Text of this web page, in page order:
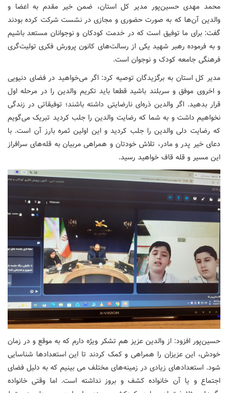
محمد مهدی حسین‌پور مدیر کل استان، ضمن خیر مقدم به اعضا و
والدین آن‌ها که به صورت حضوری و مجازی در نشست شرکت کرده بودند
گفت: برای ما توفیق است که در خدمت کودکان و نوجوانان مستعد باشیم
و به فرموده رهبر شهید یکی از رسالت‌های کانون پرورش فکری تولیت‌گری
فرهنگی جامعه کودک و نوجوان است.
مدیر کل استان به برگزیدگان توصیه کرد: اگر می‌خواهید در فضای دنیویی
و اخروی موفق و سربلند باشید قطعا باید تکریم والدین را در مرحله اول
قرار بدهید. اگر والدین ذره‌ای نارضایتی داشته باشند؛ توفیقاتی در زندگی
نخواهیم داشت و به شما که رضایت والدین را جلب کردید تبریک می‌گویم
که رضایت دلی والدین را جلب کردید و این اولین ثمره بارز آن است. با
دعای خیر پدر و مادر، تلاش خودتان و همراهی مربیان به قله‌های سرافراز
این مسیر و قله قاف خواهید رسید.
حسین‌پور افزود: از والدین عزیز هم تشکر ویژه دارم که به موقع و در زمان
خودش، این عزیزان را همراهی و کمک کردند تا این استعدادها شناسایی
شود. استعدادهای زیادی در زمینه‌های مختلف می بینیم که به دلیل فضای
اجتماع و یا آن خانواده کشف و بروز نداشته است. اما وقتی خانواده